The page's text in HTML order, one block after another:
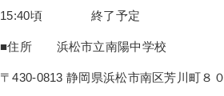
15:40頃 終了予定
■住所 浜松市立南陽中学校
〒430-0813 静岡県浜松市南区芳川町８０